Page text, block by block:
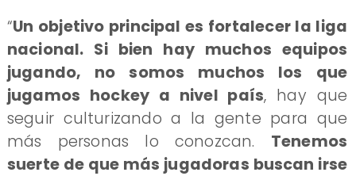
“Un objetivo principal es fortalecer la liga
nacional. Si bien hay muchos equipos
jugando, no somos muchos los que
jugamos hockey a nivel país, hay que
seguir culturizando a la gente para que
más personas lo conozcan. Tenemos
suerte de que más jugadoras buscan irse